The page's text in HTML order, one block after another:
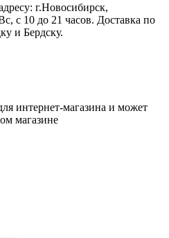
г.Новосибирск,
с 10 до 21 часов. Доставка по
и Бердску.
интернет-магазина и может
магазине